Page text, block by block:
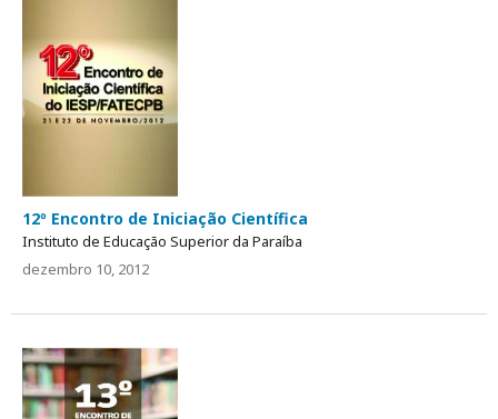
12º Encontro de Iniciação Científica
Instituto de Educação Superior da Paraíba
dezembro 10, 2012